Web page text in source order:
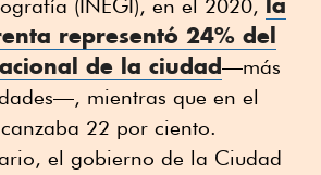
(INEGI), en el 2020,
representó 24% del
de la ciudad—más
mientras que en el
22 por ciento.
el gobierno de la Ciudad